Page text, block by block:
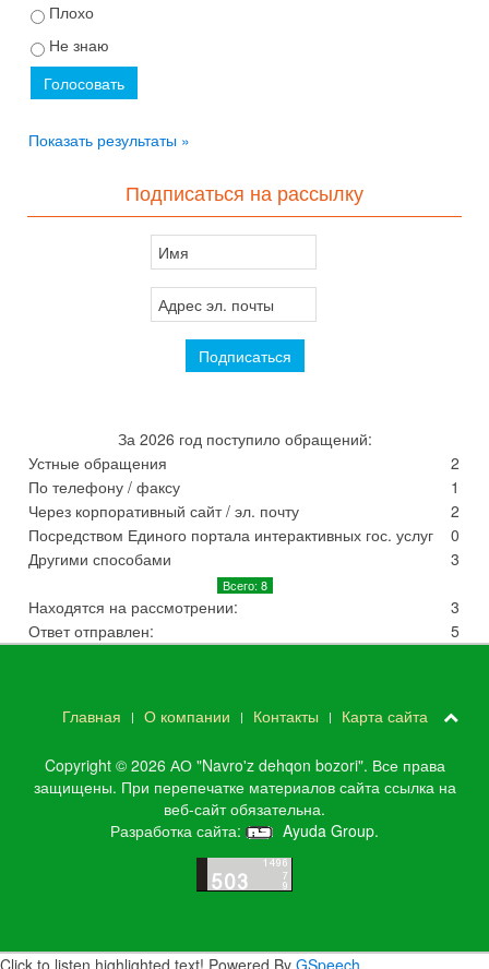
Плохо
Не знаю
Показать результаты »
Подписаться на рассылку
За 2026 год поступило обращений:
Устные обращения
2
По телефону / факсу
1
Через корпоративный сайт / эл. почту
2
Посредством Единого портала интерактивных гос. услуг
0
Другими способами
3
Всего: 8
Находятся на рассмотрении:
3
Ответ отправлен:
5
Главная О компании Контакты Карта сайта
Copyright © 2026 АО "Navro'z dehqon bozori". Все права
защищены. При перепечатке материалов сайта ссылка на
веб-сайт обязательна.
Разработка сайта:
Ayuda Group.